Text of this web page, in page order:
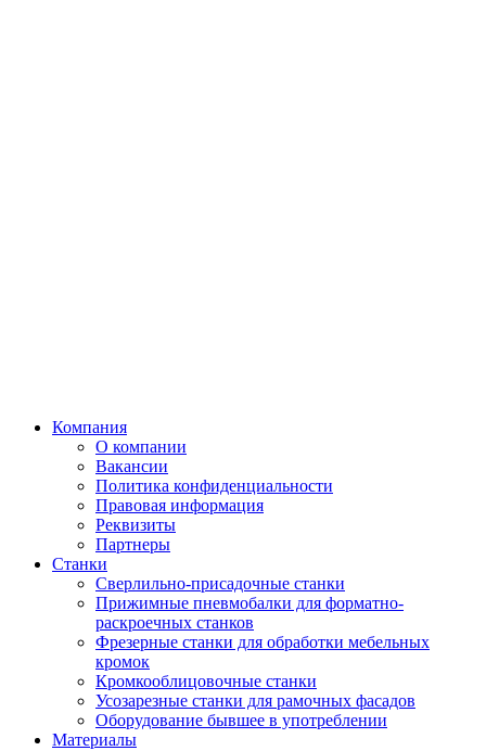
Компания
О компании
Вакансии
Политика конфиденциальности
Правовая информация
Реквизиты
Партнеры
Станки
Сверлильно-присадочные станки
Прижимные пневмобалки для форматно-
раскроечных станков
Фрезерные станки для обработки мебельных
кромок
Кромкооблицовочные станки
Усозарезные станки для рамочных фасадов
Оборудование бывшее в употреблении
Материалы